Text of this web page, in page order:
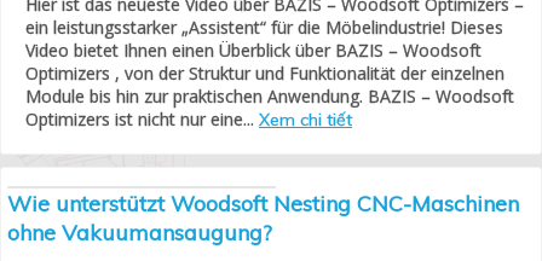
ein leistungsstarker „Assistent“ für die Möbelindustrie! Dieses
Video bietet Ihnen einen Überblick über BAZIS – Woodsoft
Optimizers , von der Struktur und Funktionalität der einzelnen
Module bis hin zur praktischen Anwendung. BAZIS – Woodsoft
Optimizers ist nicht nur eine... Xem chi tiết
Wie unterstützt Woodsoft Nesting CNC-Maschinen
ohne Vakuumansaugung?